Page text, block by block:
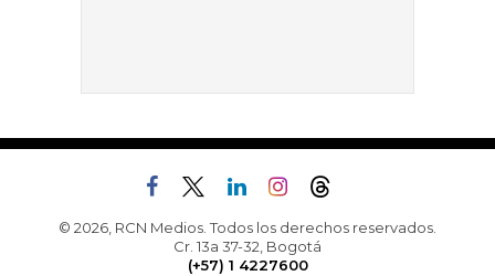
© 2026, RCN Medios. Todos los derechos reservados.
Cr. 13a 37-32, Bogotá
(+57) 1 4227600